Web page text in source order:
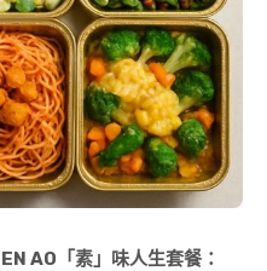
AO「素」味人生套餐：